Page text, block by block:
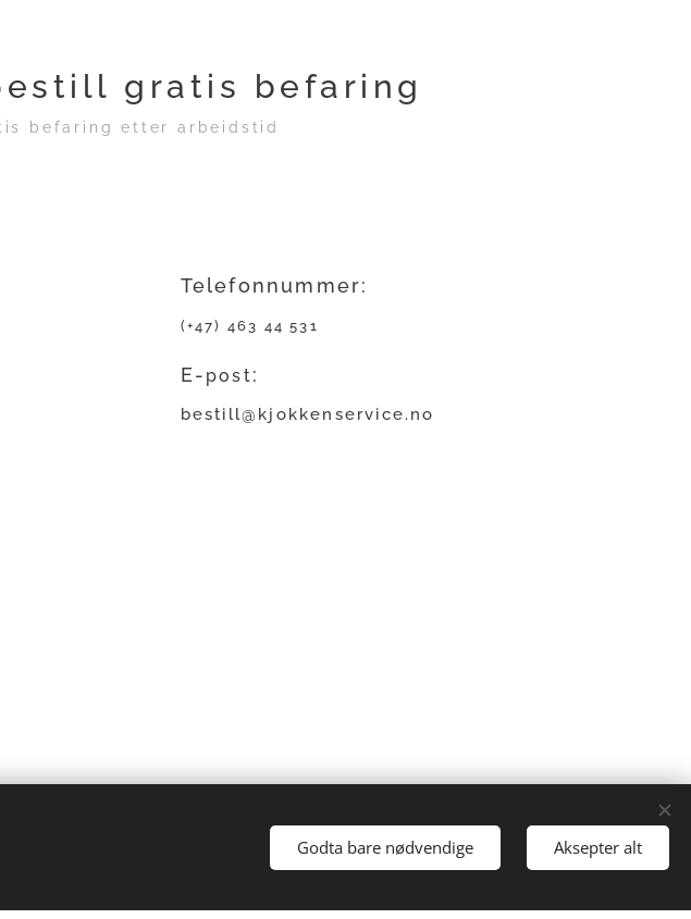
gratis befaring
befaring etter arbeidstid
Telefonnummer:
(+47) 463 44 531
E- post:
bestill@kjokkenservice.no
Godta bare nødvendige Aksepter alt